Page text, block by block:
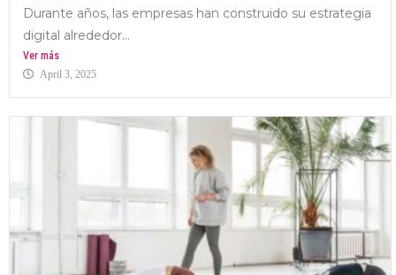
Durante años, las empresas han construido su estrategia
digital alrededor...
Ver más
April 3, 2025